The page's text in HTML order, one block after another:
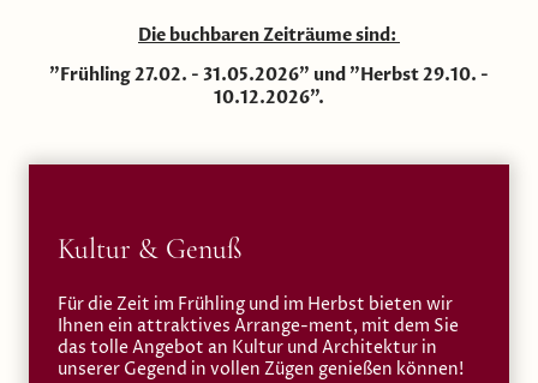
Die buchbaren Zeiträume sind:
"Frühling 27.02. - 31.05.2026" und "Herbst 29.10. -
10.12.2026".
Kultur & Genuß
Für die Zeit im Frühling und im Herbst bieten wir
Ihnen ein attraktives Arrange-ment, mit dem Sie
das tolle Angebot an Kultur und Architektur in
unserer Gegend in vollen Zügen genießen können!